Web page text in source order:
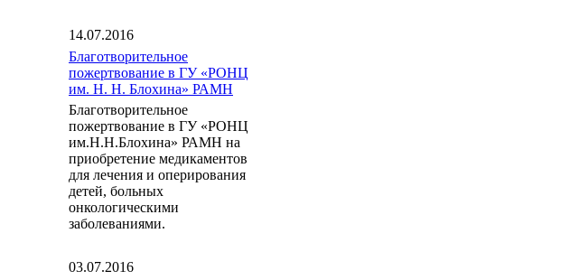
14.07.2016
Благотворительное
пожертвование в ГУ «РОНЦ
им. Н. Н. Блохина» РАМН
Благотворительное
пожертвование в ГУ «РОНЦ
им.Н.Н.Блохина» РАМН на
приобретение медикаментов
для лечения и оперирования
детей, больных
онкологическими
заболеваниями.
03.07.2016